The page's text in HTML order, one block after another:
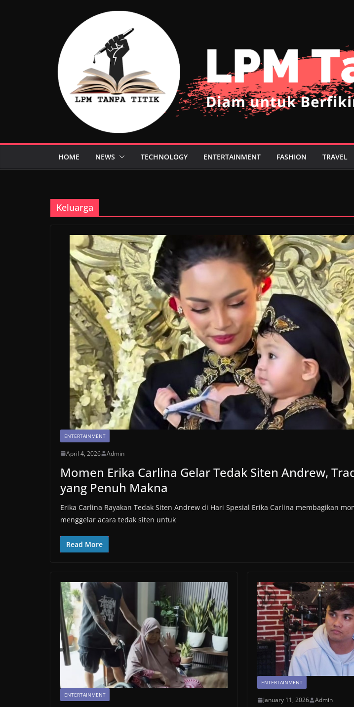
HOME NEWS TECHNOLOGY ENTERTAINMENT FASHION TRAVEL
Keluarga
ENTERTAINMENT
April 4, 2026 Admin
Momen Erika Carlina Gelar Tedak Siten Andrew,
yang Penuh Makna
Erika Carlina Rayakan Tedak Siten Andrew di Hari Spesial Erika Carlina membagikan
menggelar acara tedak siten untuk
Read More
ENTERTAINMENT
ENTERTAINMENT
January 11, 2026 Admin